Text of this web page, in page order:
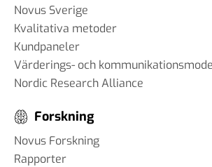
Novus Sverige
Kvalitativa metoder
Kundpaneler
Värderings- och
Nordic Research Alliance
Forskning
Novus Forskning
Rapporter